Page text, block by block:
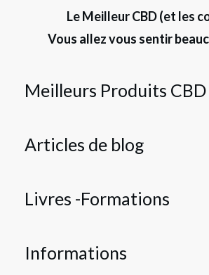
Le Meilleur CBD (et les
Vous allez vous sentir
Meilleurs Produits CBD
Articles de blog
Livres -Formations
Informations